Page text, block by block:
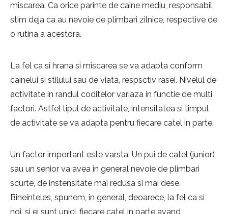
miscarea. Ca orice parinte de caine mediu, responsabil,
stim deja ca au nevoie de plimbari zilnice, respective de
o rutina a acestora.
La fel ca si hrana si miscarea se va adapta conform
cainelui si stilului sau de viata, respsctiv rasei. Nivelul de
activitate in randul coditelor variaza in functie de multi
factori. Astfel tipul de activitate, intensitatea si timpul
de activitate se va adapta pentru fiecare catel in parte.
Un factor important este varsta. Un pui de catel (junior)
sau un senior va avea in general nevoie de plimbari
scurte, de instensitate mai redusa si mai dese.
Bineinteles, spunem, in general, deoarece, la fel ca si
noi, si ei sunt unici, fiecare catel in parte avand